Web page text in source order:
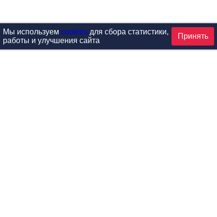
Мы используем cookiesдля сбора статистики,
работы и улучшения сайта
Принять